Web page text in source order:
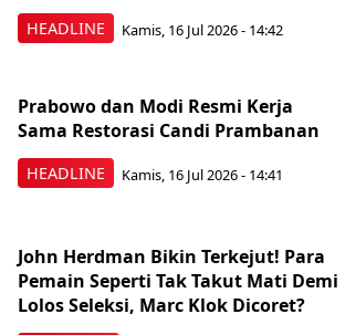
HEADLINE Kamis, 16 Jul 2026 - 14:42
HEADLINE
Prabowo dan Modi Resmi Kerja
Sama Restorasi Candi Prambanan
Kamis, 16 Jul 2026 - 14:41
John Herdman Bikin Terkejut! Para
Pemain Seperti Tak Takut Mati Demi
Lolos Seleksi, Marc Klok Dicoret?